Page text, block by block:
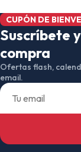
CUPÓN DE
Suscríbete
compra
Ofertas flash,
email.